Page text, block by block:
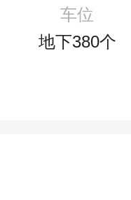
车位
地下380个